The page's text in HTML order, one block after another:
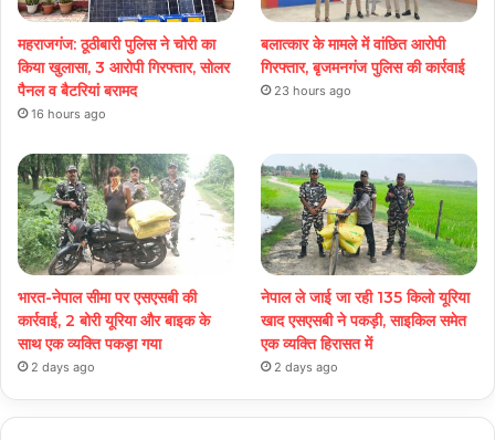
महराजगंज: ठूठीबारी पुलिस ने चोरी का
किया खुलासा, 3 आरोपी गिरफ्तार, सोलर
पैनल व बैटरियां बरामद
16 hours ago
बलात्कार के मामले में वांछित आरोपी
गिरफ्तार, बृजमनगंज पुलिस की कार्रवाई
23 hours ago
भारत-नेपाल सीमा पर एसएसबी की
कार्रवाई, 2 बोरी यूरिया और बाइक के
साथ एक व्यक्ति पकड़ा गया
2 days ago
नेपाल ले जाई जा रही 135 किलो यूरिया
खाद एसएसबी ने पकड़ी, साइकिल समेत
एक व्यक्ति हिरासत में
2 days ago